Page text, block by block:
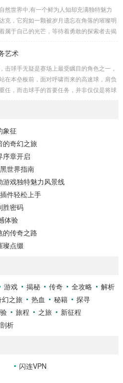
实则干着违背人道、危害全球的勾当。 从
的使用曾经给人类带来过惨痛的教训，在
家就曾利用细菌、病毒...
然世界中,有一个鲜为人知却充满独特魅力
，它宛如一颗被岁月遗忘在角落的璀璨明
属于自己的光芒，等待着勇敢的探索者去揭
貌，高耸入云的山脉连绵起伏，像是大自然
的银光，仿佛是大自然赐予这片土地的皇
是一片郁郁葱葱的森林，森林里树木种类繁
天蔽日，阳光只能透过枝叶的缝隙...
艺术
击球手无疑是赛场上最受瞩目的角色之一，
在本垒板前，面对呼啸而来的高速球，肩负
任，而击球手的首要任务，并非仅仅是将球
在极短的时间内，准确判断球的速度、方向
自己的击球动作，这不仅要求击球手具备出
力,更需要大量的训练来培养对球...
象征
的奇幻之旅
序章开启
世界指南
戏独特魅力风景线
件轻松上手
胜密码
体验
的传奇之路
璨点缀
游戏 揭秘 传奇 全攻略
解析
幻之旅 热血 秘籍
探寻
旅程 之旅
新征程
析
闪连VPN